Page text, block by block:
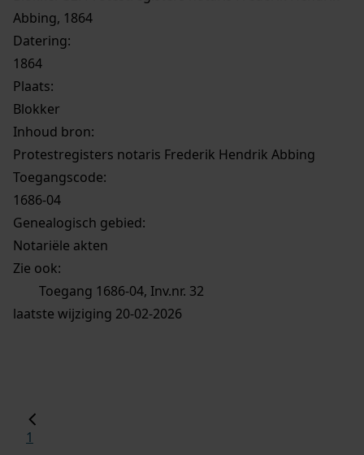
Abbing, 1864
Datering:
1864
Plaats:
Blokker
Inhoud bron:
Protestregisters notaris Frederik Hendrik Abbing
Toegangscode:
1686-04
Genealogisch gebied:
Notariële akten
Zie ook:
Toegang 1686-04, Inv.nr. 32
laatste wijziging 20-02-2026
1